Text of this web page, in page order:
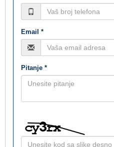
Email *
Pitanje *